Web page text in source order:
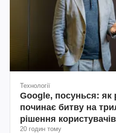
Технології
Google, посунься: як
починає битву на
рішення користувачів
20 годин тому